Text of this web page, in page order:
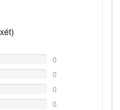
0
0
0
0